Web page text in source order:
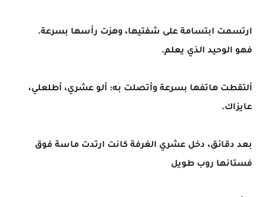
ارتسمت ابتسامة على شفتيها، وهزت رأسها بسرعة.
فهو الوحيد الذي يعلم.
ألتقطت هاتفها بسرعة وأتصلت به: ألو عشري، أطلعلي،
عايزاك.
بعد دقائق، دخل عشري الغرفة كانت ارتدت ماسة فوق
فستانها روب طويل